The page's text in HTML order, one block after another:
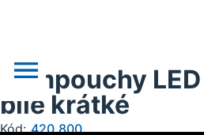
Rampouchy
bílé krátké
Kód:420.800